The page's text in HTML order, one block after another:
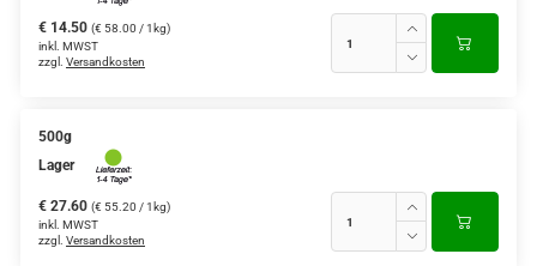
€ 14.50 (€ 58.00 / 1kg)
inkl. MWST
zzgl. Versandkosten
500g
Lager
€ 27.60 (€ 55.20 / 1kg)
inkl. MWST
zzgl. Versandkosten